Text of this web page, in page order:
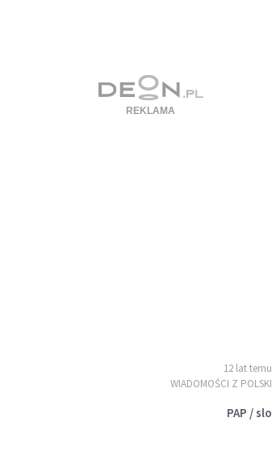
12 lat temu
WIADOMOŚCI Z POLSKI
PAP / slo